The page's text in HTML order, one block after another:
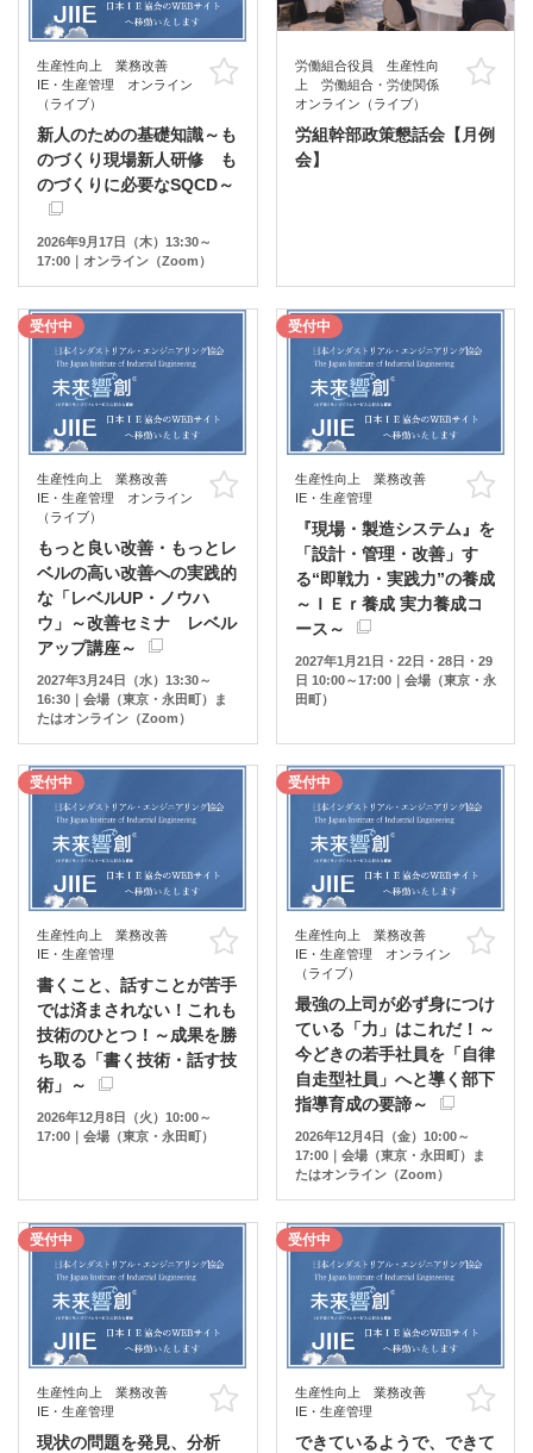
生産性向上 業務改善
IE・生産管理 オンライン
（ライブ）
お気に入り
新人のための基礎知識～も
のづくり現場新人研修 も
のづくりに必要なSQCD～
2026年9月17日（木）13:30～
17:00｜オンライン（Zoom）
労働組合役員 生産性向
上 労働組合・労使関係
オンライン（ライブ）
労組幹部政策懇話会【月例
会】
受付中
生産性向上 業務改善
IE・生産管理 オンライン
（ライブ）
お気に入り
もっと良い改善・もっとレ
ベルの高い改善への実践的
な「レベルUP・ノウハ
ウ」～改善セミナ レベル
アップ講座～
2027年3月24日（水）13:30～
16:30｜会場（東京・永田町）ま
たはオンライン（Zoom）
受付中
生産性向上 業務改善
IE・生産管理
『現場・製造システム』を
「設計・管理・改善」す
る“即戦力・実践力”の養成
～ＩＥｒ養成 実力養成コ
ース～
2027年1月21日・22日・28日・29
日 10:00～17:00｜会場（東京・永
田町）
受付中
生産性向上 業務改善
IE・生産管理
お気に入り
書くこと、話すことが苦手
では済まされない！これも
技術のひとつ！～成果を勝
ち取る「書く技術・話す技
術」～
2026年12月8日（火）10:00～
17:00｜会場（東京・永田町）
受付中
生産性向上 業務改善
IE・生産管理 オンライン
（ライブ）
最強の上司が必ず身につけ
ている「力」はこれだ！～
今どきの若手社員を「自律
自走型社員」へと導く部下
指導育成の要諦～
2026年12月4日（金）10:00～
17:00｜会場（東京・永田町）ま
たはオンライン（Zoom）
受付中
生産性向上 業務改善
IE・生産管理
お気に入り
現状の問題を発見、分析
受付中
生産性向上 業務改善
IE・生産管理
できているようで、できて